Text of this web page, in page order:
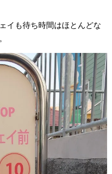
イも待ち時間はほとんどな